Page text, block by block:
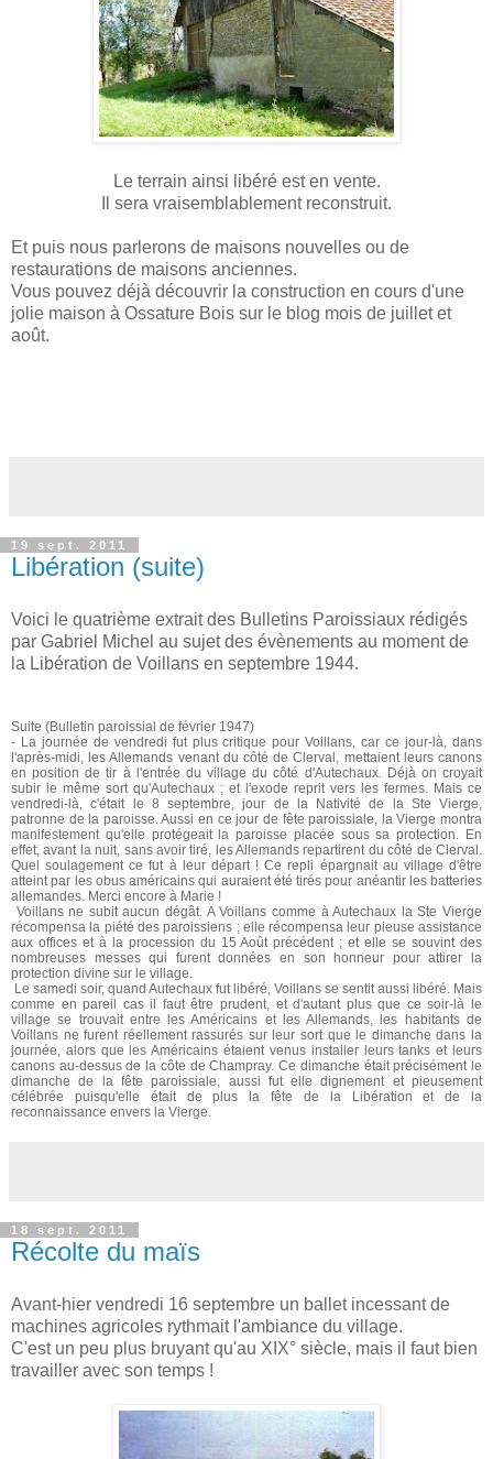
Le terrain ainsi libéré est en vente.
Il sera vraisemblablement reconstruit.
Et puis nous parlerons de maisons nouvelles ou de
restaurations de maisons anciennes.
Vous pouvez déjà découvrir la construction en cours d'une
jolie maison à Ossature Bois sur le blog mois de juillet et
août.
19 sept. 2011
Libération (suite)
Voici le quatrième extrait des Bulletins Paroissiaux rédigés
par Gabriel Michel au sujet des évènements au moment de
la Libération de Voillans en septembre 1944.
Suite (Bulletin paroissial de février 1947)
- La journée de vendredi fut plus critique pour Voillans, car ce jour-là, dans
l'après-midi, les Allemands venant du côté de Clerval, mettaient leurs canons
en position de tir à l'entrée du village du côté d'Autechaux. Déjà on croyait
subir le même sort qu'Autechaux ; et l'exode reprit vers les fermes. Mais ce
vendredi-là, c'était le 8 septembre, jour de la Nativité de la Ste Vierge,
patronne de la paroisse. Aussi en ce jour de fête paroissiale, la Vierge montra
manifestement qu'elle protégeait la paroisse placée sous sa protection. En
effet, avant la nuit, sans avoir tiré, les Allemands repartirent du côté de Clerval.
Quel soulagement ce fut à leur départ ! Ce repli épargnait au village d'être
atteint par les obus américains qui auraient été tirés pour anéantir les batteries
allemandes. Merci encore à Marie !
Voillans ne subit aucun dégât. A Voillans comme à Autechaux la Ste Vierge
récompensa la piété des paroissiens ; elle récompensa leur pieuse assistance
aux offices et à la procession du 15 Août précédent ; et elle se souvint des
nombreuses messes qui furent données en son honneur pour attirer la
protection divine sur le village.
Le samedi soir, quand Autechaux fut libéré, Voillans se sentit aussi libéré. Mais
comme en pareil cas il faut être prudent, et d'autant plus que ce soir-là le
village se trouvait entre les Américains et les Allemands, les habitants de
Voillans ne furent réellement rassurés sur leur sort que le dimanche dans la
journée, alors que les Américains étaient venus installer leurs tanks et leurs
canons au-dessus de la côte de Champray. Ce dimanche était précisément le
dimanche de la fête paroissiale, aussi fut elle dignement et pieusement
célébrée puisqu'elle était de plus la fête de la Libération et de la
reconnaissance envers la Vierge.
18 sept. 2011
Récolte du maïs
Avant-hier vendredi 16 septembre un ballet incessant de
machines agricoles rythmait l'ambiance du village.
C'est un peu plus bruyant qu'au XIX° siècle, mais il faut bien
travailler avec son temps !